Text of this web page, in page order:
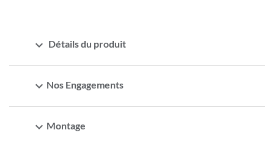
expand_more Détails du produit
expand_more Nos Engagements
expand_more Montage